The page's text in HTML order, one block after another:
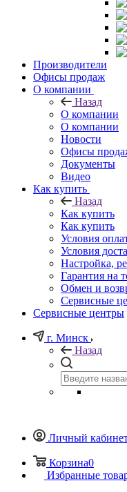
Производители
Офисы продаж
О компании
Назад
О компании
О компании
Новости
Офисы
Документы
Видео
Как купить
Назад
Как купить
Как купить
Условия
Условия
Настройка,
Гарантия на
Обмен и
Сервисные
Сервисные центры
г. Минск
Назад
Личный
Корзина0
Избранные